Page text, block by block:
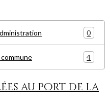
0
4
au port de la